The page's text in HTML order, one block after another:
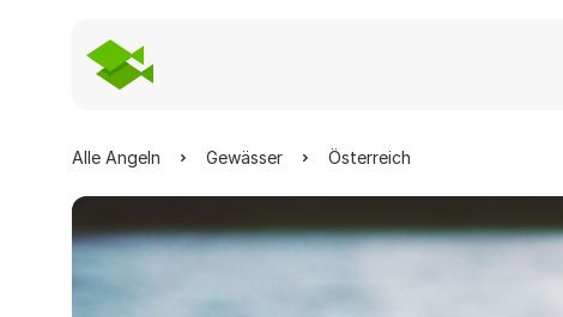
Alle Angeln Gewässer Österreich